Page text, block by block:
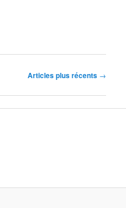
Articles plus récents →